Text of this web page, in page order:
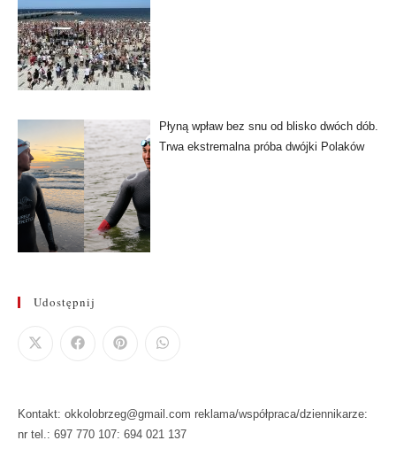
Płyną wpław bez snu od blisko dwóch dób.
Trwa ekstremalna próba dwójki Polaków
Udostępnij
Kontakt: okkolobrzeg@gmail.com reklama/współpraca/dziennikarze:
nr tel.: 697 770 107: 694 021 137